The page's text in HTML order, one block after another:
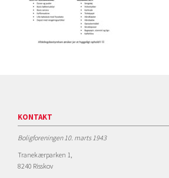
KONTAKT
Boligforeningen 10. marts 1943
Tranekærparken 1,
8240 Risskov